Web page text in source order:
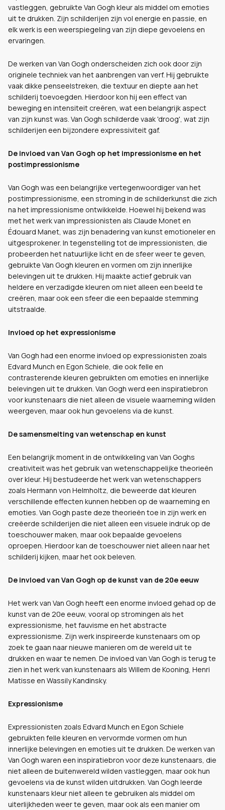
vastleggen, gebruikte Van Gogh kleur als middel om emoties
uit te drukken. Zijn schilderijen zijn vol energie en passie, en
elk werk is een weerspiegeling van zijn diepe gevoelens en
ervaringen.
De werken van Van Gogh onderscheiden zich ook door zijn
originele techniek van het aanbrengen van verf. Hij gebruikte
vaak dikke penseelstreken, die textuur en diepte aan het
schilderij toevoegden. Hierdoor kon hij een effect van
beweging en intensiteit creëren, wat een belangrijk aspect
van zijn kunst was. Van Gogh schilderde vaak 'droog', wat zijn
schilderijen een bijzondere expressiviteit gaf.
De invloed van Van Gogh op het impressionisme en het
postimpressionisme
Van Gogh was een belangrijke vertegenwoordiger van het
postimpressionisme, een stroming in de schilderkunst die zich
na het impressionisme ontwikkelde. Hoewel hij bekend was
met het werk van impressionisten als Claude Monet en
Édouard Manet, was zijn benadering van kunst emotioneler en
uitgesprokener. In tegenstelling tot de impressionisten, die
probeerden het natuurlijke licht en de sfeer weer te geven,
gebruikte Van Gogh kleuren en vormen om zijn innerlijke
belevingen uit te drukken. Hij maakte actief gebruik van
heldere en verzadigde kleuren om niet alleen een beeld te
creëren, maar ook een sfeer die een bepaalde stemming
uitstraalde.
Invloed op het expressionisme
Van Gogh had een enorme invloed op expressionisten zoals
Edvard Munch en Egon Schiele, die ook felle en
contrasterende kleuren gebruikten om emoties en innerlijke
belevingen uit te drukken. Van Gogh werd een inspiratiebron
voor kunstenaars die niet alleen de visuele waarneming wilden
weergeven, maar ook hun gevoelens via de kunst.
De samensmelting van wetenschap en kunst
Een belangrijk moment in de ontwikkeling van Van Goghs
creativiteit was het gebruik van wetenschappelijke theorieën
over kleur. Hij bestudeerde het werk van wetenschappers
zoals Hermann von Helmholtz, die beweerde dat kleuren
verschillende effecten kunnen hebben op de waarneming en
emoties. Van Gogh paste deze theorieën toe in zijn werk en
creëerde schilderijen die niet alleen een visuele indruk op de
toeschouwer maken, maar ook bepaalde gevoelens
oproepen. Hierdoor kan de toeschouwer niet alleen naar het
schilderij kijken, maar het ook beleven.
De invloed van Van Gogh op de kunst van de 20e eeuw
Het werk van Van Gogh heeft een enorme invloed gehad op de
kunst van de 20e eeuw, vooral op stromingen als het
expressionisme, het fauvisme en het abstracte
expressionisme. Zijn werk inspireerde kunstenaars om op
zoek te gaan naar nieuwe manieren om de wereld uit te
drukken en waar te nemen. De invloed van Van Gogh is terug te
zien in het werk van kunstenaars als Willem de Kooning, Henri
Matisse en Wassily Kandinsky.
Expressionisme
Expressionisten zoals Edvard Munch en Egon Schiele
gebruikten felle kleuren en vervormde vormen om hun
innerlijke belevingen en emoties uit te drukken. De werken van
Van Gogh waren een inspiratiebron voor deze kunstenaars, die
niet alleen de buitenwereld wilden vastleggen, maar ook hun
gevoelens via de kunst wilden uitdrukken. Van Gogh leerde
kunstenaars kleur niet alleen te gebruiken als middel om
uiterlijkheden weer te geven, maar ook als een manier om